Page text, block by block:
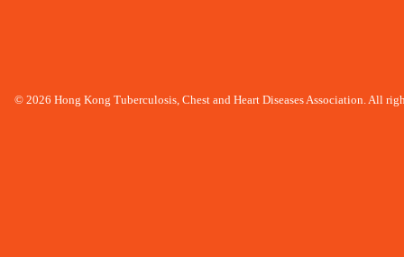
© 2026 Hong Kong Tuberculosis, Chest and Heart Diseases Association. All